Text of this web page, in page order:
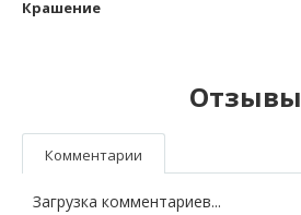
Крашение
Отзывы
Комментарии
Загрузка комментариев...